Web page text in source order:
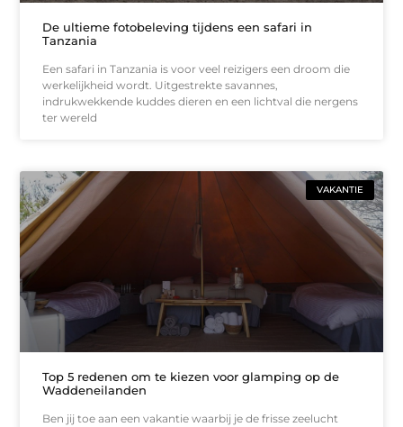
De ultieme fotobeleving tijdens een safari in
Tanzania
Een safari in Tanzania is voor veel reizigers een droom die
werkelijkheid wordt. Uitgestrekte savannes,
indrukwekkende kuddes dieren en een lichtval die nergens
ter wereld
VAKANTIE
Top 5 redenen om te kiezen voor glamping op de
Waddeneilanden
Ben jij toe aan een vakantie waarbij je de frisse zeelucht